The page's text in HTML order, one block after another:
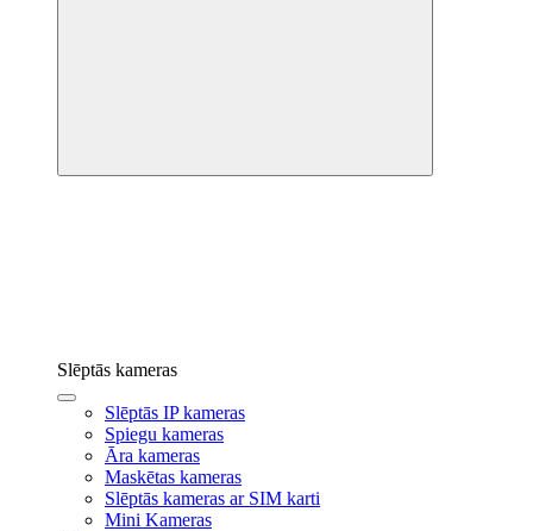
Slēptās kameras
Slēptās IP kameras
Spiegu kameras
Āra kameras
Maskētas kameras
Slēptās kameras ar SIM karti
Mini Kameras